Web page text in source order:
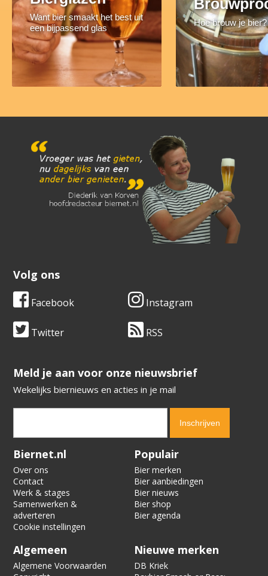
Want bier smaakt het best uit
een bijpassend glas
Hoe brouw je bier?
Volg ons
Facebook Instagram
Twitter RSS
​​​​​​​Meld je aan voor onze nieuwsbrief
Wekelijks biernieuws en acties in je mail
Verification code:
Biernet.nl
Over ons
Contact
Werk & stages
Samenwerken &
adverteren
Cookie instellingen
Populair
Bier merken
Bier aanbiedingen
Bier nieuws
Bier shop
Bier agenda
Algemeen
Algemene Voorwaarden
Nieuwe merken
DB Kriek